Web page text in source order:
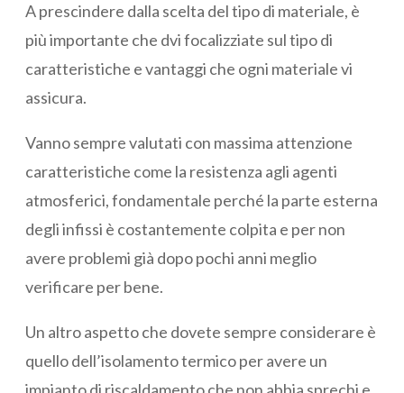
A prescindere dalla scelta del tipo di materiale, è
più importante che dvi focalizziate sul tipo di
caratteristiche e vantaggi che ogni materiale vi
assicura.
Vanno sempre valutati con massima attenzione
caratteristiche come la resistenza agli agenti
atmosferici, fondamentale perché la parte esterna
degli infissi è costantemente colpita e per non
avere problemi già dopo pochi anni meglio
verificare per bene.
Un altro aspetto che dovete sempre considerare è
quello dell’isolamento termico per avere un